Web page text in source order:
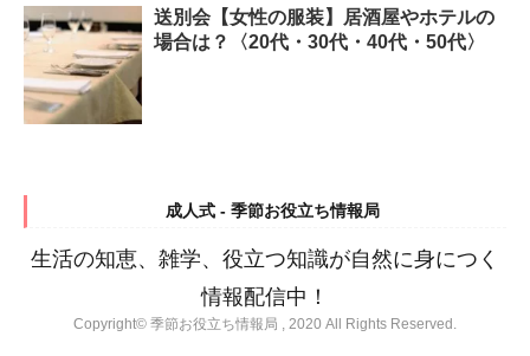
送別会【女性の服装】居酒屋やホテルの
場合は？〈20代・30代・40代・50代〉
成人式 - 季節お役立ち情報局
生活の知恵、雑学、役立つ知識が自然に身につく
情報配信中！
Copyright© 季節お役立ち情報局 , 2020 All Rights Reserved.